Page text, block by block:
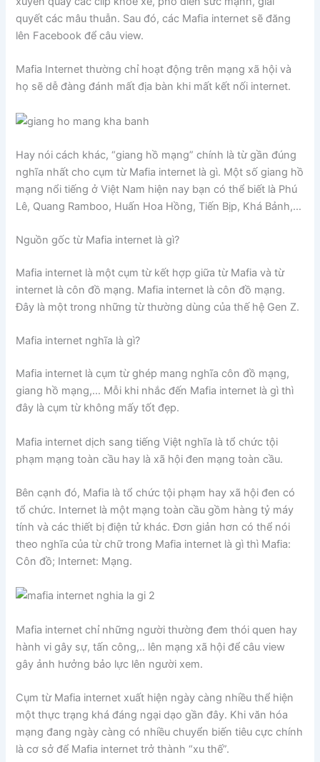
quyết các mâu thuẫn. Sau đó, các Mafia internet sẽ đăng
lên Facebook để câu view.
Mafia Internet thường chỉ hoạt động trên mạng xã hội và
họ sẽ dễ đàng đánh mất địa bàn khi mất kết nối internet.
Hay nói cách khác, “giang hồ mạng” chính là từ gần đúng
nghĩa nhất cho cụm từ Mafia internet là gì. Một số giang hồ
mạng nổi tiếng ở Việt Nam hiện nay bạn có thể biết là Phú
Lê, Quang Ramboo, Huấn Hoa Hồng, Tiến Bịp, Khá Bảnh,…
Nguồn gốc từ Mafia internet là gì?
Mafia internet là một cụm từ kết hợp giữa từ Mafia và từ
internet là côn đồ mạng. Mafia internet là côn đồ mạng.
Đây là một trong những từ thường dùng của thế hệ Gen Z.
Mafia internet nghĩa là gì?
Mafia internet là cụm từ ghép mang nghĩa côn đồ mạng,
giang hồ mạng,… Mỗi khi nhắc đến Mafia internet là gì thì
đây là cụm từ không mấy tốt đẹp.
Mafia internet dịch sang tiếng Việt nghĩa là tổ chức tội
phạm mạng toàn cầu hay là xã hội đen mạng toàn cầu.
Bên cạnh đó, Mafia là tổ chức tội phạm hay xã hội đen có
tổ chức. Internet là một mạng toàn cầu gồm hàng tỷ máy
tính và các thiết bị điện tử khác. Đơn giản hơn có thể nói
theo nghĩa của từ chữ trong Mafia internet là gì thì Mafia:
Côn đồ; Internet: Mạng.
Mafia internet chỉ những người thường đem thói quen hay
hành vi gây sự, tấn công,.. lên mạng xã hội để câu view
gây ảnh hưởng bảo lực lên người xem.
Cụm từ Mafia internet xuất hiện ngày càng nhiều thể hiện
một thực trạng khá đáng ngại dạo gần đây. Khi văn hóa
mạng đang ngày càng có nhiều chuyển biến tiêu cực chính
là cơ sở để Mafia internet trở thành “xu thế”.